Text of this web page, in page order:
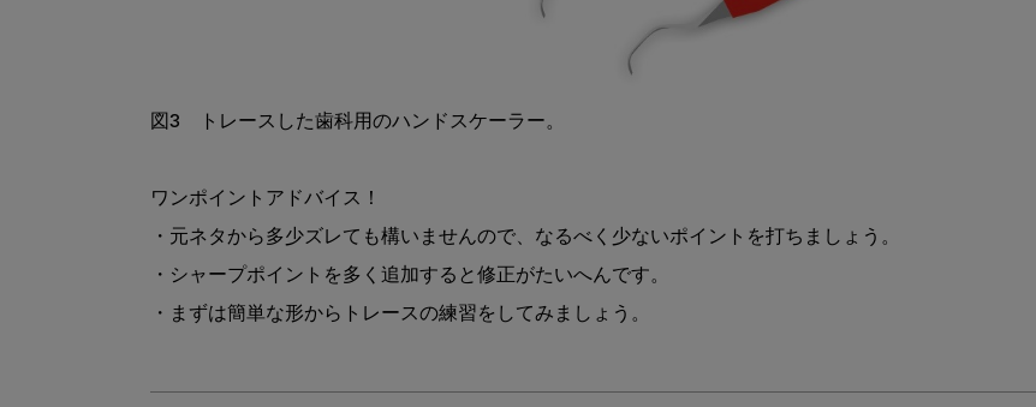
図3　トレースした歯科用のハンドスケーラー。
ワンポイントアドバイス！
・元ネタから多少ズレても構いませんので、なるべく少ないポイントを打ちましょう。
・シャープポイントを多く追加すると修正がたいへんです。